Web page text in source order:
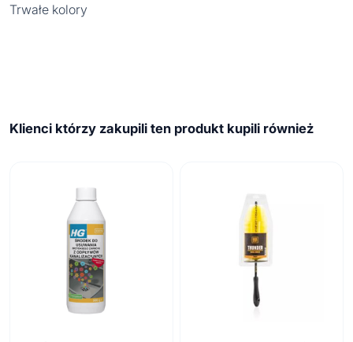
Trwałe kolory
Klienci którzy zakupili ten produkt kupili również